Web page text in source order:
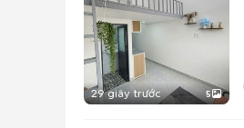
29 giây trước 5